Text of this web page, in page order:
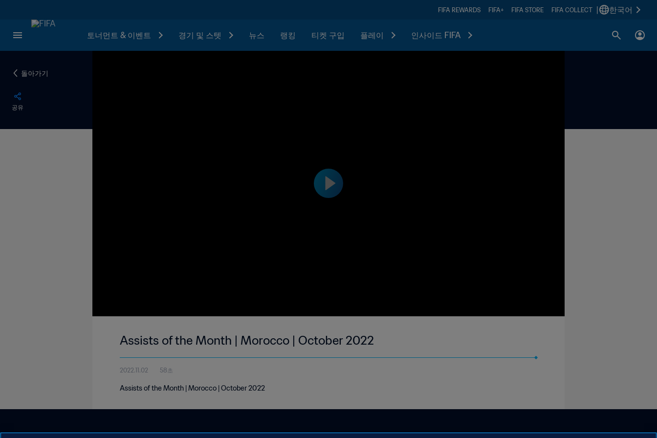
FIFA REWARDS FIFA+ FIFA STORE FIFA COLLECT 한국어
토너먼트 & 이벤트 경기 및 스텟 뉴스 랭킹 티켓 구입 플레이 인사이드 FIFA
돌아가기
공유
Assists of the Month | Morocco | October 2022
2022.11.02 58초
Assists of the Month | Morocco | October 2022